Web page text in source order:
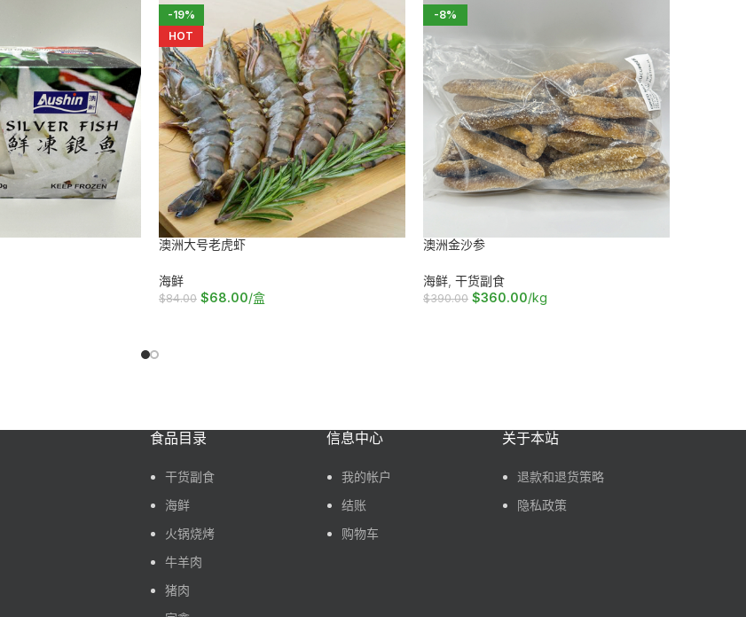
-19%
HOT
澳洲大号老虎虾
海鲜
$84.00 $68.00/盒
-8%
澳洲金沙参
海鲜 干货副食
$390.00 $360.00/kg
食品目录
干货副食
海鲜
火锅烧烤
牛羊肉
猪肉
信息中心
我的帐户
结账
购物车
关于本站
退款和退货策略
隐私政策